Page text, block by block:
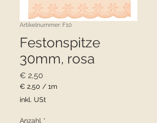
Artikelnummer: F10
Festonspitze
30mm, rosa
€ 2,50
€ 2,50 / 1m
€ 2,50
inkl. USt
Anzahl *